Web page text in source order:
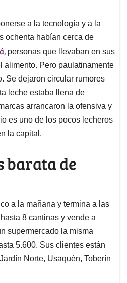
a la tecnología y a la
ochenta habían cerca de
personas que llevaban en sus
alimento. Pero paulatinamente
Se dejaron circular rumores
leche estaba llena de
arrancaron la ofensiva y
es uno de los pocos lecheros
la capital.
barata de
a la mañana y termina a las
8 cantinas y vende a
supermercado la misma
5.600. Sus clientes están
Norte, Usaquén, Toberín